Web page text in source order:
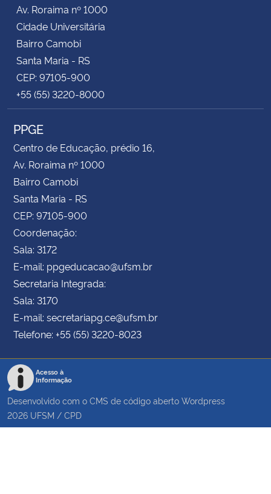
Av. Roraima nº 1000
Cidade Universitária
Bairro Camobi
Santa Maria - RS
CEP: 97105-900
+55 (55) 3220-8000
PPGE
Centro de Educação, prédio 16,
Av. Roraima nº 1000
Bairro Camobi
Santa Maria - RS
CEP: 97105-900
Coordenação:
Sala: 3172
E-mail: ppgeducacao@ufsm.br
Secretaria Integrada:
Sala: 3170
E-mail: secretariapg.ce@ufsm.br
Telefone: +55 (55) 3220-8023
Acesso à
Informação
Desenvolvido com o CMS de código aberto Wordpress
2026 UFSM / CPD